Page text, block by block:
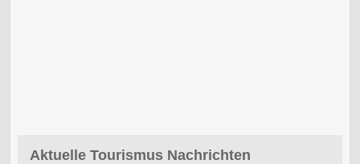
Aktuelle Tourismus Nachrichten